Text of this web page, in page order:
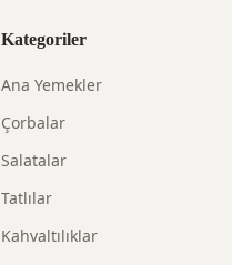
Kategoriler
Ana Yemekler
Çorbalar
Salatalar
Tatlılar
Kahvaltılıklar